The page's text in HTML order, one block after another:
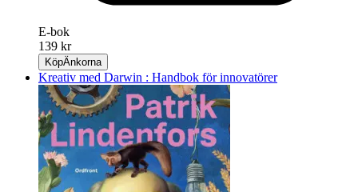
E-bok
139 kr
KöpÄnkorna
Kreativ med Darwin : Handbok för innovatörer